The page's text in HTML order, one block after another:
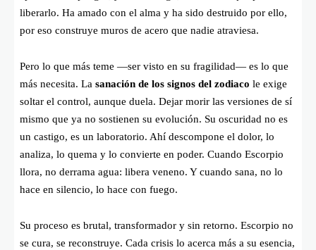
liberarlo. Ha amado con el alma y ha sido destruido por ello,
por eso construye muros de acero que nadie atraviesa.
Pero lo que más teme —ser visto en su fragilidad— es lo que
más necesita. La sanación de los signos del zodiaco le exige
soltar el control, aunque duela. Dejar morir las versiones de sí
mismo que ya no sostienen su evolución. Su oscuridad no es
un castigo, es un laboratorio. Ahí descompone el dolor, lo
analiza, lo quema y lo convierte en poder. Cuando Escorpio
llora, no derrama agua: libera veneno. Y cuando sana, no lo
hace en silencio, lo hace con fuego.
Su proceso es brutal, transformador y sin retorno. Escorpio no
se cura, se reconstruye. Cada crisis lo acerca más a su esencia,